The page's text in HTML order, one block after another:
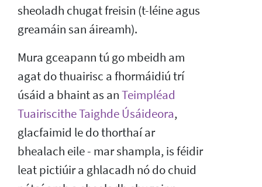
sheoladh chugat freisin (t-léine agus
greamáin san áireamh).
Mura gceapann tú go mbeidh am
agat do thuairisc a fhormáidiú trí
úsáid a bhaint as anTeimpléad
Tuairiscithe Taighde Úsáideora,
glacfaimid le do thorthaí ar
bhealach eile - mar shampla, is féidir
leat pictiúir a ghlacadh nó do chuid